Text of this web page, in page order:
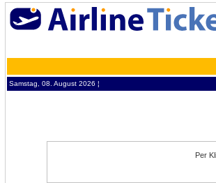
Samstag, 08. August 2026 ¦
Per